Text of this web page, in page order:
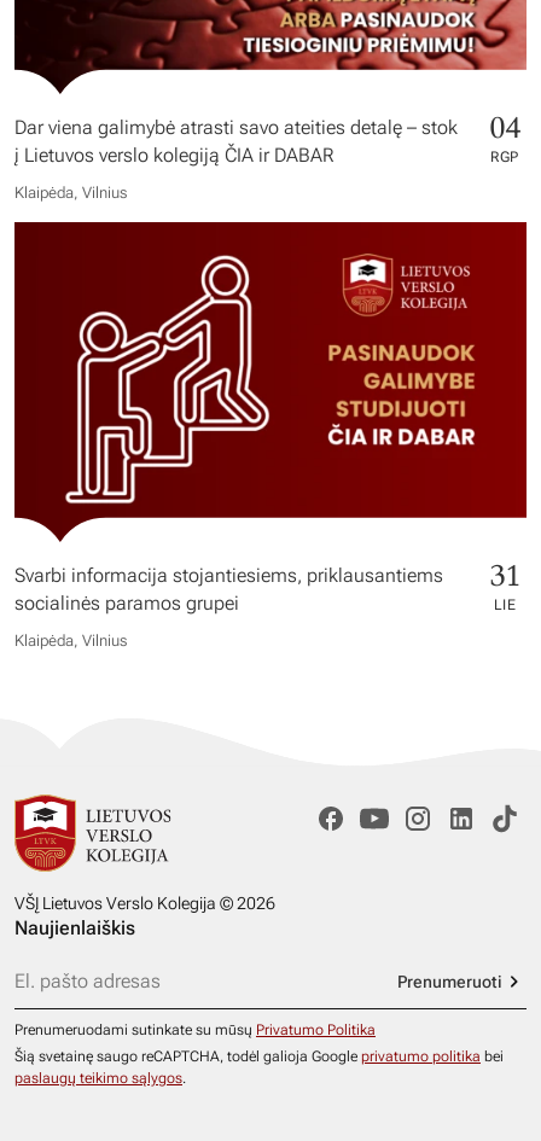
Dar viena galimybė atrasti savo ateities detalę – stok
į Lietuvos verslo kolegiją ČIA ir DABAR
04
RGP
Klaipėda, Vilnius
Svarbi informacija stojantiesiems, priklausantiems
socialinės paramos grupei
31
LIE
Klaipėda, Vilnius
VŠĮ Lietuvos Verslo Kolegija © 2026
Naujienlaiškis
Prenumeruoti
Prenumeruodami sutinkate su mūsų Privatumo Politika
Šią svetainę saugo reCAPTCHA, todėl galioja Google privatumo politika bei
paslaugų teikimo sąlygos.